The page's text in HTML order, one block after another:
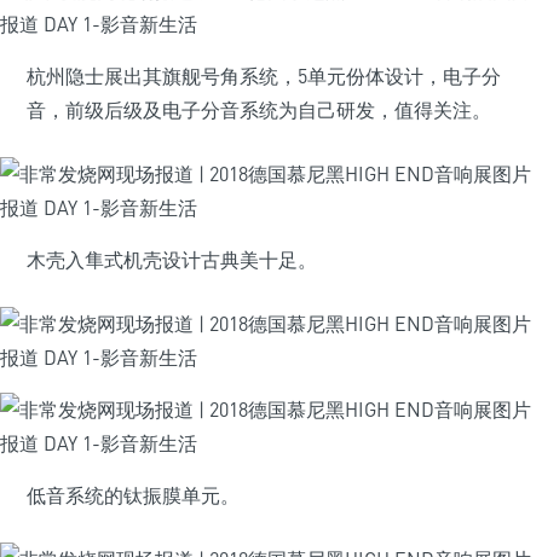
杭州隐士展出其旗舰号角系统，5单元份体设计，电子分
音，前级后级及电子分音系统为自己研发，值得关注。
木壳入隼式机壳设计古典美十足。
低音系统的钛振膜单元。